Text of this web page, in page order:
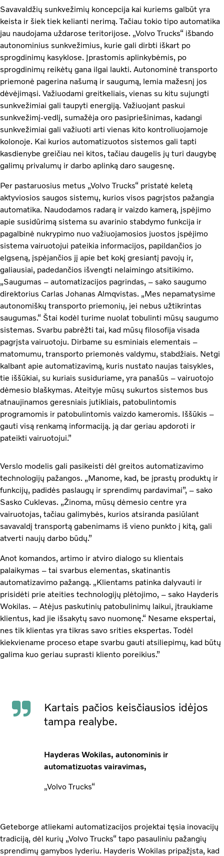
Savavaldžių sunkvežimių koncepcija kai kuriems galbūt yra
keista ir šiek tiek kelianti nerimą. Tačiau tokio tipo automatika
jau naudojama uždarose teritorijose. „Volvo Trucks“ išbando
autonominius sunkvežimius, kurie gali dirbti iškart po
sprogdinimų kasyklose. Įprastomis aplinkybėmis, po
sprogdinimų reikėtų gana ilgai laukti. Autonominė transporto
priemonė pagerina našumą ir saugumą, lemia mažesnį jos
dėvėjimąsi. Važiuodami greitkeliais, vienas su kitu sujungti
sunkvežimiai gali taupyti energiją. Važiuojant paskui
sunkvežimį-vedlį, sumažėja oro pasipriešinimas, kadangi
sunkvežimiai gali važiuoti arti vienas kito kontroliuojamoje
kolonoje. Kai kurios automatizuotos sistemos gali tapti
kasdienybe greičiau nei kitos, tačiau daugelis jų turi daugybę
galimų privalumų ir darbo aplinką daro saugesnę.
Per pastaruosius metus „Volvo Trucks“ pristatė keletą
aktyviosios saugos sistemų, kurios visos pagrįstos pažangia
automatika. Naudodamos radarą ir vaizdo kamerą, įspėjimo
apie susidūrimą sistema su avarinio stabdymo funkcija ir
pagalbinė nukrypimo nuo važiuojamosios juostos įspėjimo
sistema vairuotojui pateikia informacijos, papildančios jo
elgseną, įspėjančios jį apie bet kokį gresiantį pavojų ir,
galiausiai, padedančios išvengti nelaimingo atsitikimo.
„Saugumas – automatizacijos pagrindas, – sako saugumo
direktorius Carlas Johanas Almqvistas. „Mes nepamatysime
autonomiškų transporto priemonių, jei nebus užtikrintas
saugumas.“ Štai kodėl turime nuolat tobulinti mūsų saugumo
sistemas. Svarbu pabrėžti tai, kad mūsų filosofija visada
pagrįsta vairuotoju. Dirbame su esminiais elementais –
matomumu, transporto priemonės valdymu, stabdžiais. Netgi
kalbant apie automatizavimą, kuris nustato naujas taisykles,
tie iššūkiai, su kuriais susiduriame, yra panašūs – vairuotojo
dėmesio blaškymas. Ateityje mūsų sukurtos sistemos bus
atnaujinamos geresniais jutikliais, patobulintomis
programomis ir patobulintomis vaizdo kameromis. Iššūkis –
gauti visą renkamą informaciją. ją dar geriau apdoroti ir
pateikti vairuotojui.”
Verslo modelis gali pasikeisti dėl greitos automatizavimo
technologijų pažangos. „Manome, kad, be įprastų produktų ir
funkcijų, padidės paslaugų ir sprendimų pardavimai”, – sako
Sasko Cuklevas. „Žinoma, mūsų dėmesio centre yra
vairuotojas, tačiau galimybės, kurios atsiranda pasiūlant
savavaldį transportą gabenimams iš vieno punkto į kitą, gali
atverti naujų darbo būdų.”
Anot komandos, artimo ir atviro dialogo su klientais
palaikymas – tai svarbus elementas, skatinantis
automatizavimo pažangą. „Klientams patinka dalyvauti ir
prisidėti prie ateities technologijų plėtojimo, – sako Hayderis
Wokilas. – Atėjus paskutinių patobulinimų laikui, įtraukiame
klientus, kad jie išsakytų savo nuomonę.“ Nesame ekspertai,
nes tik klientas yra tikras savo srities ekspertas. Todėl
kiekviename proceso etape svarbu gauti atsiliepimų, kad būtų
galima kuo geriau suprasti kliento poreikius.”
Kartais pačios keisčiausios idėjos
tampa realybe.
Hayderas Wokilas, autonominis ir
automatizuotas vairavimas,
„Volvo Trucks“
Geteborge atliekami automatizacijos projektai tęsia inovacijų
tradiciją, dėl kurių „Volvo Trucks“ tapo pasauliniu pažangių
sprendimų gamybos lyderiu. Hayderis Wokilas pripažįsta, kad